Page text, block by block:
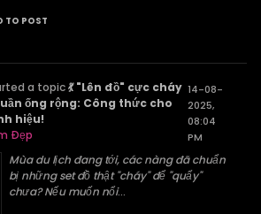
TO POST
a topic💃 "Lên đồ" cực cháy
ống rộng: Công thức cho
hiệu!
Đẹp
14-08-
2025,
08:04
PM
Mùa du lịch đang tới, các nàng đã chuẩn
bị những set đồ thật "cháy" để "quẩy"
chưa? Nếu muốn nổi...